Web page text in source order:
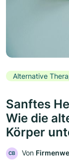
Alternative
Sanftes
Wie die
Körper
CB Von